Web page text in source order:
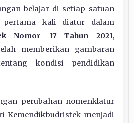
belajar di setiap satuan
pertama kali diatur dalam
Nomor 17 Tahun 2021,
memberikan gambaran
kondisi pendidikan
perubahan nomenklatur
Kemendikbudristek menjadi